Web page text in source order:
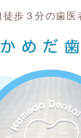
歩３分の歯医